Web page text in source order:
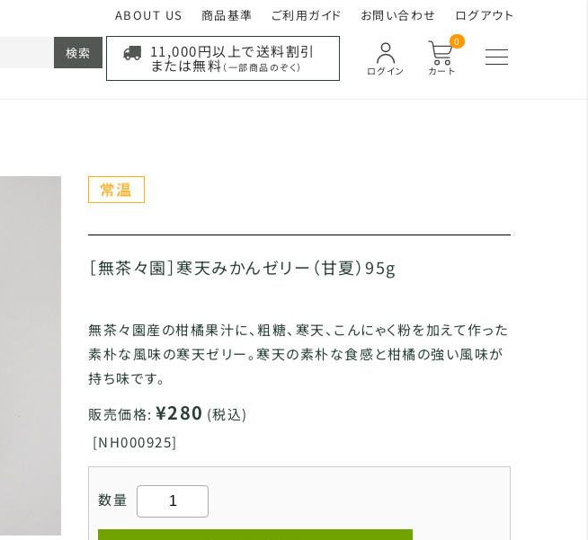
ABOUT US 商品基準 ご利用ガイド お問い合わせ ログアウト
カート
0
ログイン
11,000円以上で送料割引
または無料 （一部商品のぞく）
検索
［無茶々園］寒天みかんゼリー（甘夏）95g
無茶々園産の柑橘果汁に、粗糖、寒天、こんにゃく粉を加えて作った
素朴な風味の寒天ゼリー。寒天の素朴な食感と柑橘の強い風味が
持ち味です。
販売価格: ¥280 (税込)
[NH000925]
数量